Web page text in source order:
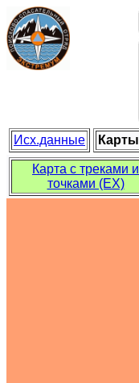
Исх.данные Карты
Карта с треками и
точками (EX)